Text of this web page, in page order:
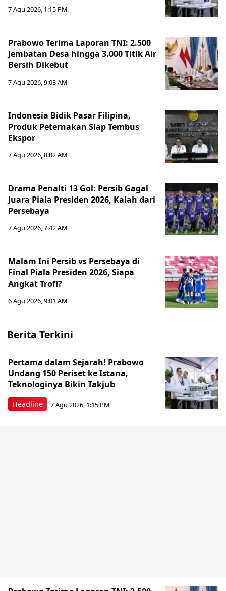
7 Agu 2026, 1:15 PM
Prabowo Terima Laporan TNI: 2.500
Jembatan Desa hingga 3.000 Titik Air
Bersih Dikebut
7 Agu 2026, 9:03 AM
Indonesia Bidik Pasar Filipina,
Produk Peternakan Siap Tembus
Ekspor
7 Agu 2026, 8:02 AM
Drama Penalti 13 Gol: Persib Gagal
Juara Piala Presiden 2026, Kalah dari
Persebaya
7 Agu 2026, 7:42 AM
Malam Ini Persib vs Persebaya di
Final Piala Presiden 2026, Siapa
Angkat Trofi?
6 Agu 2026, 9:01 AM
Berita Terkini
Headline
Pertama dalam Sejarah! Prabowo
Undang 150 Periset ke Istana,
Teknologinya Bikin Takjub
7 Agu 2026, 1:15 PM